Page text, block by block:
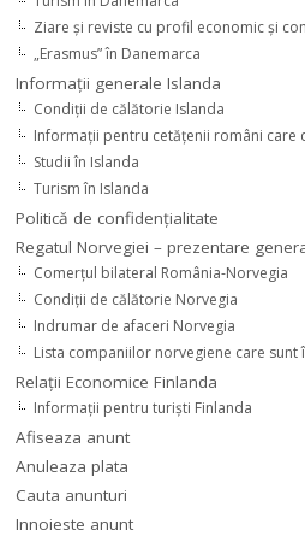
Ziare şi reviste cu profil economic şi
„Erasmus” în Danemarca
Informaţii generale Islanda
Condiţii de călătorie Islanda
Informaţii pentru cetăţenii români care
Studii în Islanda
Turism în Islanda
Politică de confidențialitate
Regatul Norvegiei – prezentare
Comerţul bilateral România-Norvegia
Condiții de călătorie Norvegia
Indrumar de afaceri Norvegia
Lista companiilor norvegiene care sunt
Relaţii Economice Finlanda
Informaţii pentru turişti Finlanda
Afiseaza anunt
Anuleaza plata
Cauta anunturi
Innoieste anunt